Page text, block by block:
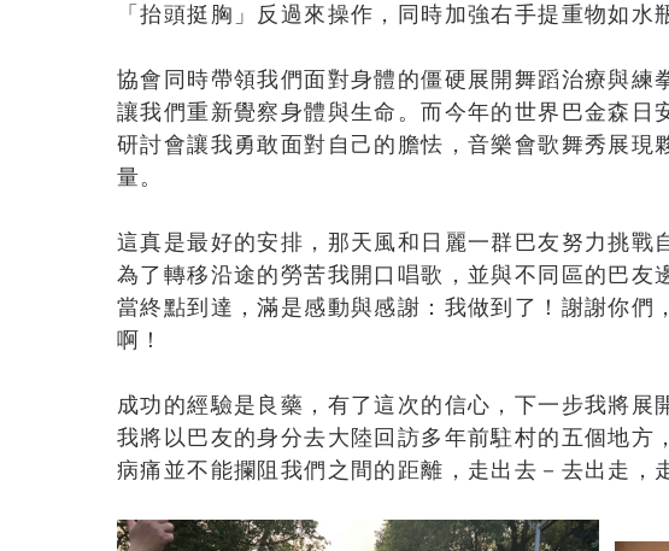
「抬頭挺胸」反過來操作，同時加強右手提重物如
協會同時帶領我們面對身體的僵硬展開舞蹈治療與練
讓我們重新覺察身體與生命。而今年的世界巴金森
研討會讓我勇敢面對自己的膽怯，音樂會歌舞秀展
量。
這真是最好的安排，那天風和日麗一群巴友努力挑戰
為了轉移沿途的勞苦我開口唱歌，並與不同區的巴
當終點到達，滿是感動與感謝：我做到了！謝謝你
啊！
成功的經驗是良藥，有了這次的信心，下一步我將展
我將以巴友的身分去大陸回訪多年前駐村的五個地方
病痛並不能攔阻我們之間的距離，走出去－去出走